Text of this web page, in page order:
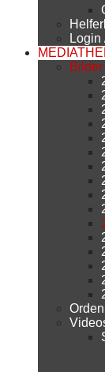
Login
Bilder
Orden